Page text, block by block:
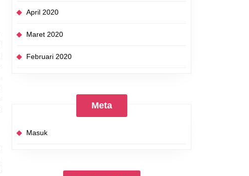
April 2020
Maret 2020
Februari 2020
Meta
Masuk